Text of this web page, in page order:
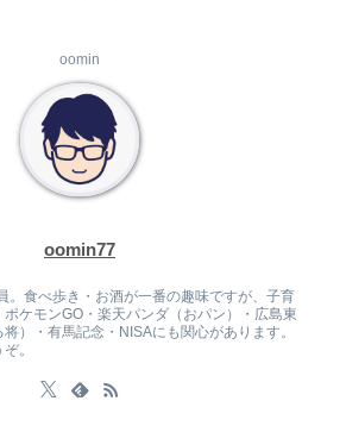
oomin
oomin77
。食べ歩き・お酒が一番の趣味ですが、子育
ケモンGO・楽天パンダ（おパン）・広島東
）・有馬記念・NISAにも関心があります。
。